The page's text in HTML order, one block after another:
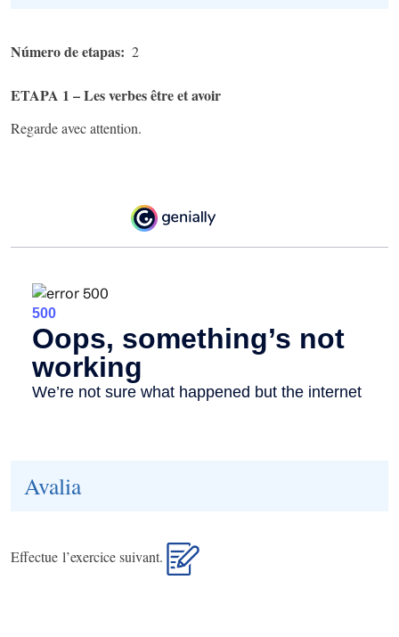
Número de etapas 2
ETAPA 1 – Les verbes être et avoir
Regarde avec attention.
Avalia
Effectue l’exercice suivant.